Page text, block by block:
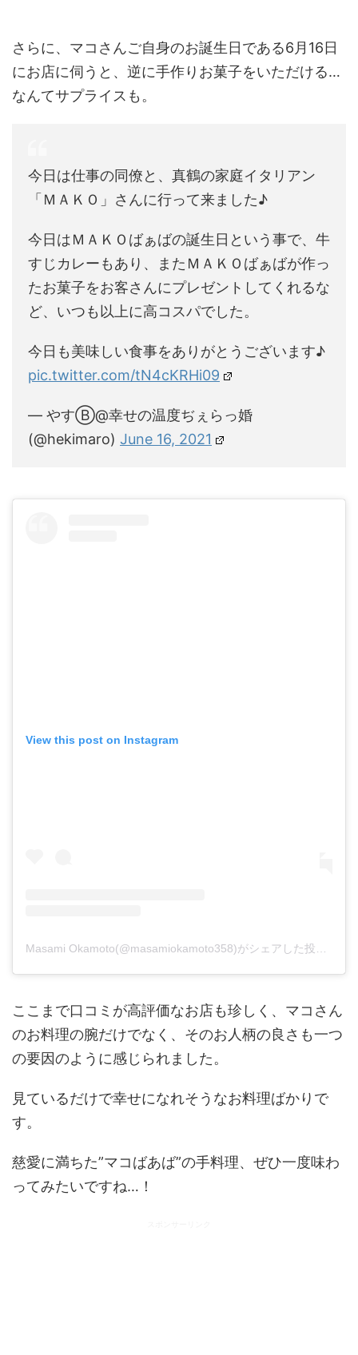
さらに、マコさんご自身のお誕生日である6月16日
にお店に伺うと、逆に手作りお菓子をいただける…
なんてサプライスも。
今日は仕事の同僚と、真鶴の家庭イタリアン
「ＭＡＫＯ」さんに行って来ました♪
今日はＭＡＫＯばぁばの誕生日という事で、牛
すじカレーもあり、またＭＡＫＯばぁばが作っ
たお菓子をお客さんにプレゼントしてくれるな
ど、いつも以上に高コスパでした。
今日も美味しい食事をありがとうございます♪
pic.twitter.com/tN4cKRHi09
— やすⒷ@幸せの温度ぢぇらっ婚
(@hekimaro) June 16, 2021
View this post on Instagram
ここまで口コミが高評価なお店も珍しく、マコさん
のお料理の腕だけでなく、そのお人柄の良さも一つ
の要因のように感じられました。
見ているだけで幸せになれそうなお料理ばかりで
す。
慈愛に満ちた”マコばあば”の手料理、ぜひ一度味わ
ってみたいですね…！